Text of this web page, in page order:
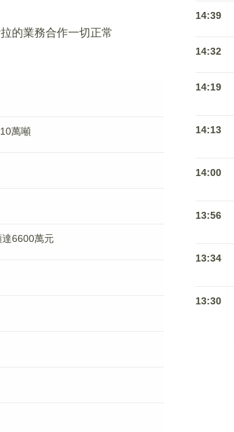
的業務合作一切正常
萬噸
6600萬元
14:39
14:32
14:19
14:13
14:00
13:56
13:34
13:30